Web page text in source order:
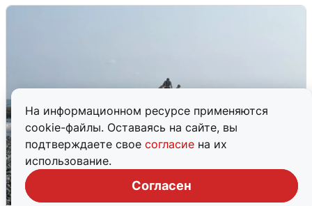
На информационном ресурсе применяются
cookie-файлы. Оставаясь на сайте, вы
подтверждаете свое согласие на их
использование.
Согласен